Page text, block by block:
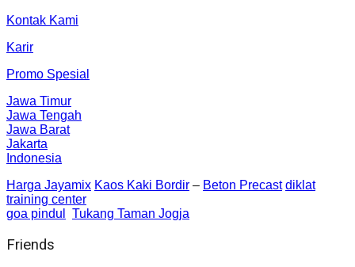
Kontak Kami
Karir
Promo Spesial
Jawa Timur
Jawa Tengah
Jawa Barat
Jakarta
Indonesia
Harga Jayamix Kaos Kaki Bordir – Beton Precast diklat
training center
goa pindul
Tukang Taman Jogja
Friends